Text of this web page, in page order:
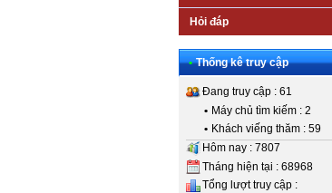
Hỏi đáp
• Thống kê truy cập
Đang truy cập : 61
• Máy chủ tìm kiếm : 2
• Khách viếng thăm : 59
Hôm nay : 7807
Tháng hiện tại : 68968
Tổng lượt truy cập :